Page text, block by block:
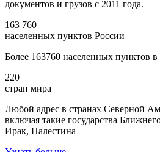
документов и грузов с 2011 года.
163 760
населенных пунктов России
Более 163760 населенных пунктов
220
стран мира
Любой адрес в странах Северной
включая такие государства
Ирак, Палестина